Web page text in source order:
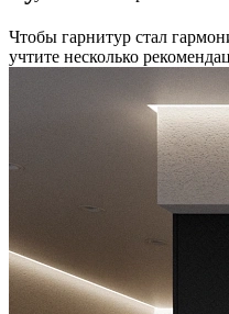
Чтобы гарнитур стал
учтите несколько